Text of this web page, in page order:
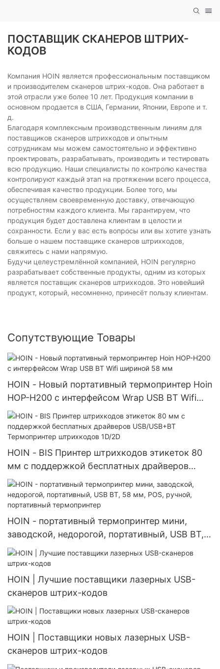
ПОСТАВЩИК СКАНЕРОВ ШТРИХ-
КОДОВ
Компания HOIN является профессиональным поставщиком
и производителем сканеров штрих-кодов. Она работает в
этой отрасли уже более 10 лет. Продукция компании в
основном продается в США, Германии, Японии, Европе и т.
д.
Благодаря комплексным производственным линиям для
поставщиков сканеров штрихкодов и опытным
сотрудникам мы можем самостоятельно и эффективно
проектировать, разрабатывать, производить и тестировать
всю продукцию. Наши специалисты по контролю качества
контролируют каждый этап на протяжении всего процесса,
обеспечивая качество продукции. Более того, мы
осуществляем своевременную доставку, отвечающую
потребностям каждого клиента. Мы гарантируем, что
продукция будет доставлена ​​клиентам в целости и
сохранности. Если у вас есть вопросы или вы хотите узнать
больше о нашем поставщике сканеров штрихкодов,
свяжитесь с нами напрямую.
Будучи целеустремлённой компанией, HOIN регулярно
разрабатывает собственные продукты, одним из которых
является поставщик сканеров штрихкодов. Это новейший
продукт, который, несомненно, принесёт пользу клиентам.
Сопутствующие Товары
HOIN - Новый портативный термопринтер Hoin
HOP-H200 с интерфейсом Wrap USB BT Wifi
шириной 58 мм
HOIN - BIS Принтер штрихкодов этикеток 80
мм с поддержкой бесплатных драйверов
USB/USB+BT Термопринтер штрихкодов 1D/2D
HOIN - портативный термопринтер мини,
заводской, недорогой, портативный, USB BT,
58 мм, POS, ручной, портативный
термопринтер
HOIN | Лучшие поставщики лазерных USB-
сканеров штрих-кодов
HOIN | Поставщики новых лазерных USB-
сканеров штрих-кодов